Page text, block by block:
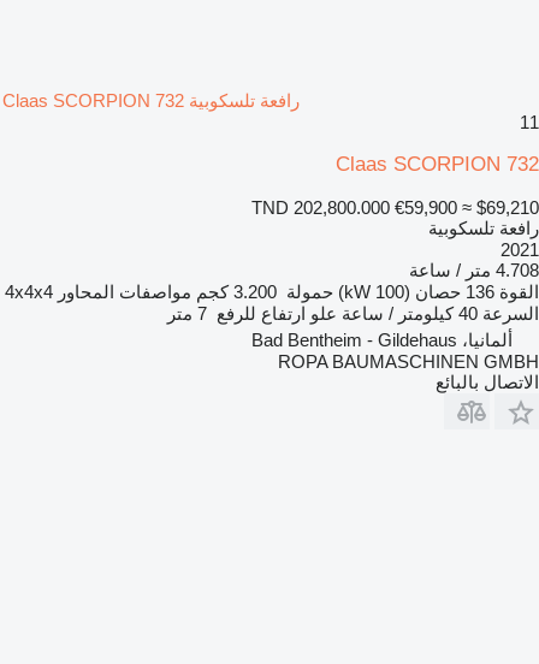
رافعة تلسكوبية Claas SCORPION 732
11
Claas SCORPION 732
TND 202,800.000 €59,900 ≈ $69,210
رافعة تلسكوبية
2021
4.708 متر / ساعة
القوة 136 حصان (100 kW) حمولة 3.200 كجم مواصفات المحاور 4x4x4
السرعة 40 كيلومتر / ساعة علو ارتفاع للرفع 7 متر
ألمانيا، Bad Bentheim - Gildehaus
ROPA BAUMASCHINEN GMBH
الاتصال بالبائع